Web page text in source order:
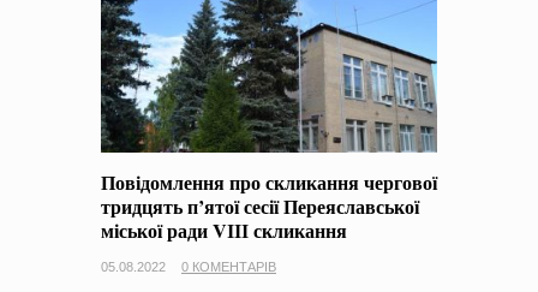
Повідомлення про скликання чергової
тридцять п’ятої сесії Переяславської
міської ради VІІІ скликання
05.08.2022 0 КОМЕНТАРІВ